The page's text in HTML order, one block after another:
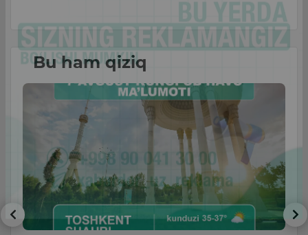
Bu ham qiziq